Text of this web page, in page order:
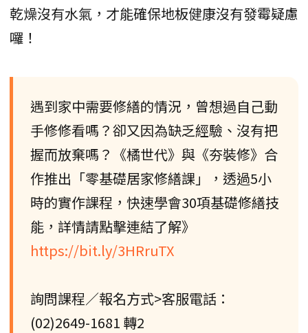
乾燥沒有水氣，才能確保地板健康沒有發霉疑慮
囉！
遇到家中需要修繕的情況，曾想過自己動
手修修看嗎？卻又因為缺乏經驗、沒有把
握而放棄嗎？《橘世代》與《夯裝修》合
作推出「零基礎居家修繕課」，透過5小
時的實作課程，快速學會30項基礎修繕技
能，詳情請點擊連結了解》
https://bit.ly/3HRruTX
詢問課程／報名方式>客服電話：
(02)2649-1681 轉2